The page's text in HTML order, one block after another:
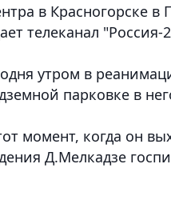
в Красногорске
телеканал "Россия-
утром в
парковке в
момент, когда он
Д.Мелкадзе